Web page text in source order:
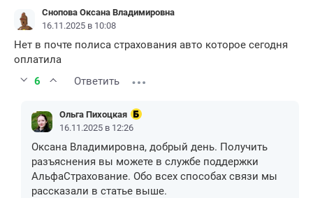
Снопова Оксана Владимировна
16.11.2025 в 10:08
Нет в почте полиса страхования авто которое сегодня
оплатила
6
Ответить
Ольга Пихоцкая
16.11.2025 в 12:26
Оксана Владимировна, добрый день. Получить
разъяснения вы можете в службе поддержки
АльфаСтрахование. Обо всех способах связи мы
рассказали в статье выше.